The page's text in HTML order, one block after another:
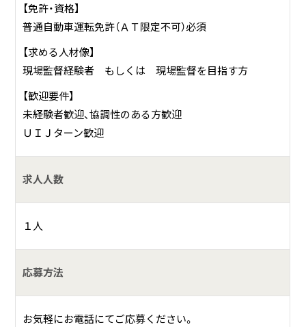
【免許・資格】
普通自動車運転免許（ＡＴ限定不可）必須
【求める人材像】
現場監督経験者 もしくは 現場監督を目指す方
【歓迎要件】
未経験者歓迎、協調性のある方歓迎
ＵＩＪターン歓迎
求人人数
１人
応募方法
お気軽にお電話にてご応募ください。